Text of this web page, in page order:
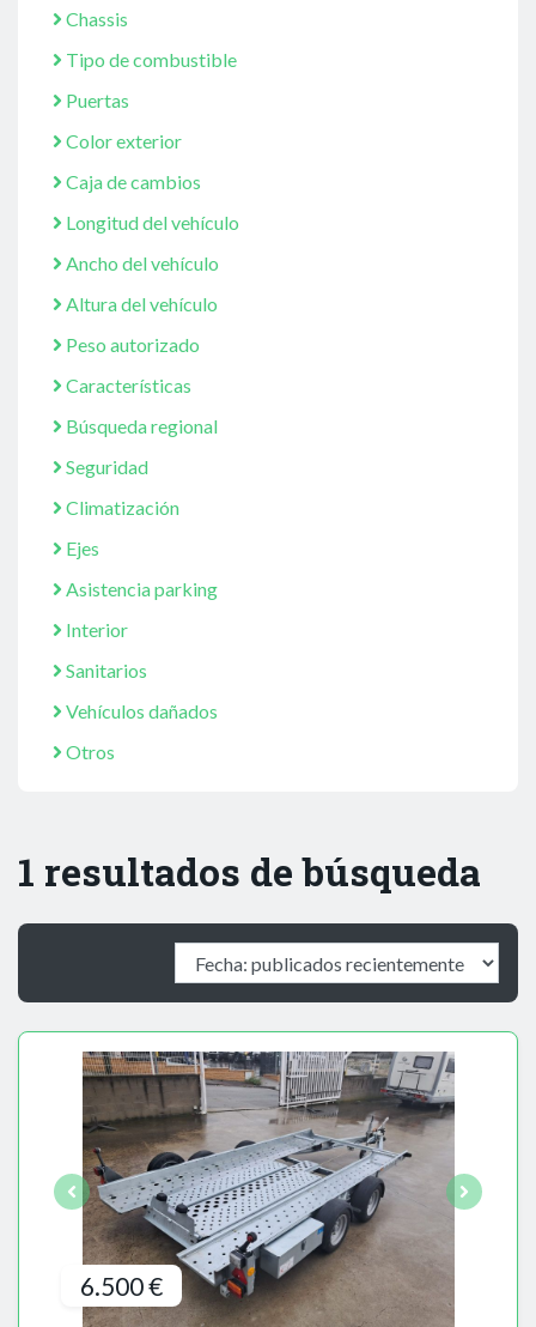
Chassis
Tipo de combustible
Puertas
Color exterior
Caja de cambios
Longitud del vehículo
Ancho del vehículo
Altura del vehículo
Peso autorizado
Características
Búsqueda regional
Seguridad
Climatización
Ejes
Asistencia parking
Interior
Sanitarios
Vehículos dañados
Otros
1 resultados de búsqueda
6.500 €